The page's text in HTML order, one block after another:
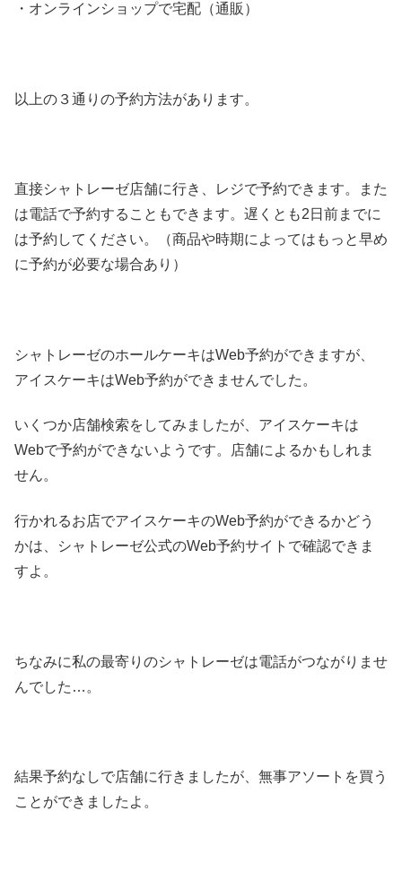
・オンラインショップで宅配（通販）
以上の３通りの予約方法があります。
直接シャトレーゼ店舗に行き、レジで予約できます。また
は電話で予約することもできます。遅くとも2日前までに
は予約してください。（商品や時期によってはもっと早め
に予約が必要な場合あり）
シャトレーゼのホールケーキはWeb予約ができますが、
アイスケーキはWeb予約ができませんでした。
いくつか店舗検索をしてみましたが、アイスケーキは
Webで予約ができないようです。店舗によるかもしれま
せん。
行かれるお店でアイスケーキのWeb予約ができるかどう
かは、シャトレーゼ公式のWeb予約サイトで確認できま
すよ。
ちなみに私の最寄りのシャトレーゼは電話がつながりませ
んでした…。
結果予約なしで店舗に行きましたが、無事アソートを買う
ことができましたよ。